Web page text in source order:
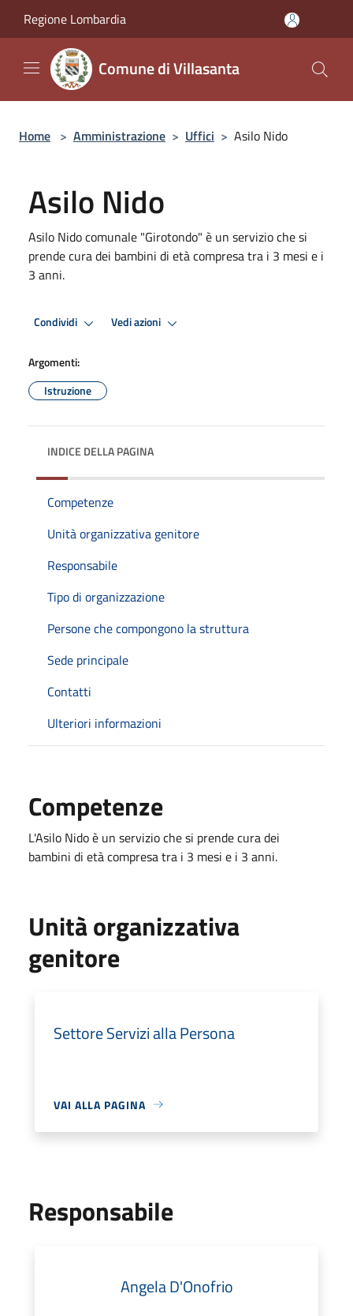
Regione Lombardia
Comune di Villasanta
Home > Amministrazione > Uffici > Asilo Nido
Asilo Nido
Asilo Nido comunale "Girotondo" è un servizio che si
prende cura dei bambini di età compresa tra i 3 mesi e i
3 anni.
Condividi Vedi azioni
Argomenti:
Istruzione
INDICE DELLA PAGINA
Competenze
Unità organizzativa genitore
Responsabile
Tipo di organizzazione
Persone che compongono la struttura
Sede principale
Contatti
Ulteriori informazioni
Competenze
L'Asilo Nido è un servizio che si prende cura dei
bambini di età compresa tra i 3 mesi e i 3 anni.
Unità organizzativa
genitore
Settore Servizi alla Persona
VAI ALLA PAGINA
Responsabile
Angela D'Onofrio